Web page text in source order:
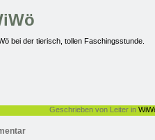
bei der tierisch, tollen Faschingsstunde.
Geschrieben von Leiter in